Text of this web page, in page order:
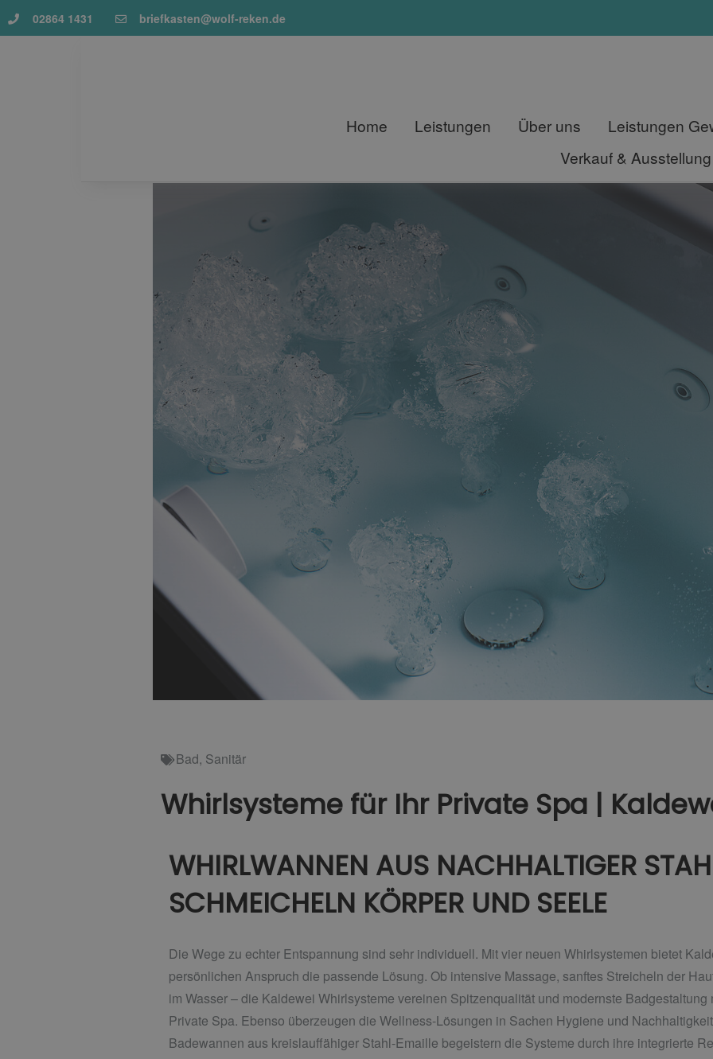
02864 1431 briefkasten@wolf-reken.de
Home Leistungen Über uns
Leistungen
Verkauf & Ausstellung
Bad, Sanitär
Whirlsysteme für Ihr Private Spa |
WHIRLWANNEN AUS NACHHALTIGER
SCHMEICHELN KÖRPER UND SEELE
Die Wege zu echter Entspannung sind sehr individuell. Mit vier neuen Whirlsystemen bietet
persönlichen Anspruch die passende Lösung. Ob intensive Massage, sanftes Streicheln der
im Wasser – die Kaldewei Whirlsysteme vereinen Spitzenqualität und modernste
Private Spa. Ebenso überzeugen die Wellness-Lösungen in Sachen Hygiene und
Badewannen aus kreislauffähiger Stahl-Emaille begeistern die Systeme durch ihre integrierte